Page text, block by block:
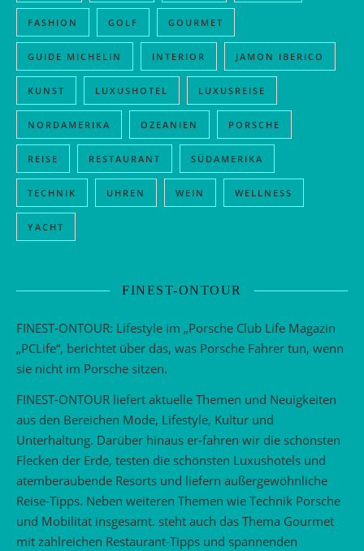
FASHION GOLF GOURMET
GUIDE MICHELIN INTERIOR JAMON IBERICO
KUNST LUXUSHOTEL LUXUSREISE
NORDAMERIKA OZEANIEN PORSCHE
REISE RESTAURANT SÜDAMERIKA
TECHNIK UHREN WEIN WELLNESS
YACHT
FINEST-ONTOUR
FINEST-ONTOUR: Lifestyle im „Porsche Club Life Magazin
„PCLife“, berichtet über das, was Porsche Fahrer tun, wenn
sie nicht im Porsche sitzen.
FINEST-ONTOUR liefert aktuelle Themen und Neuigkeiten
aus den Bereichen Mode, Lifestyle, Kultur und
Unterhaltung. Darüber hinaus er-fahren wir die schönsten
Flecken der Erde, testen die schönsten Luxushotels und
atemberaubende Resorts und liefern außergewöhnliche
Reise-Tipps. Neben weiteren Themen wie Technik Porsche
und Mobilität insgesamt. steht auch das Thema Gourmet
mit zahlreichen Restaurant-Tipps und spannenden